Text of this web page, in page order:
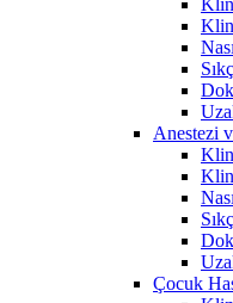
Anestezi
Çocuk